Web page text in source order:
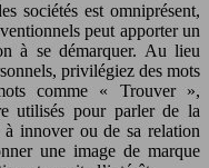
sociétés est omniprésent,
peut apporter un
à se démarquer. Au lieu
privilégiez des mots
comme « Trouver »,
utilisés pour parler de la
à innover ou de sa relation
une image de marque